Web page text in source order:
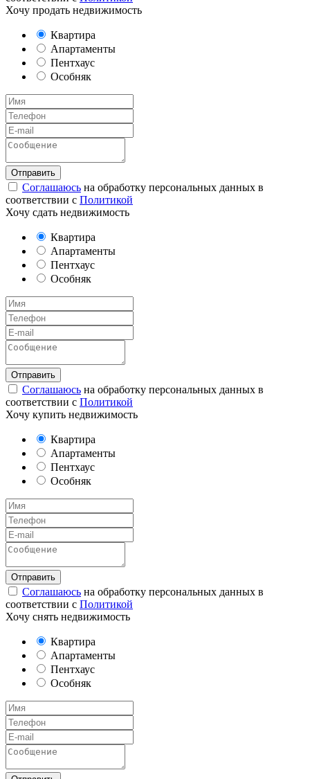
Хочу продать недвижимость
Квартира
Апартаменты
Пентхаус
Особняк
Соглашаюсь на обработку персональных данных в
соответствии с Политикой
Хочу сдать недвижимость
Квартира
Апартаменты
Пентхаус
Особняк
Соглашаюсь на обработку персональных данных в
соответствии с Политикой
Хочу купить недвижимость
Квартира
Апартаменты
Пентхаус
Особняк
Соглашаюсь на обработку персональных данных в
соответствии с Политикой
Хочу снять недвижимость
Квартира
Апартаменты
Пентхаус
Особняк